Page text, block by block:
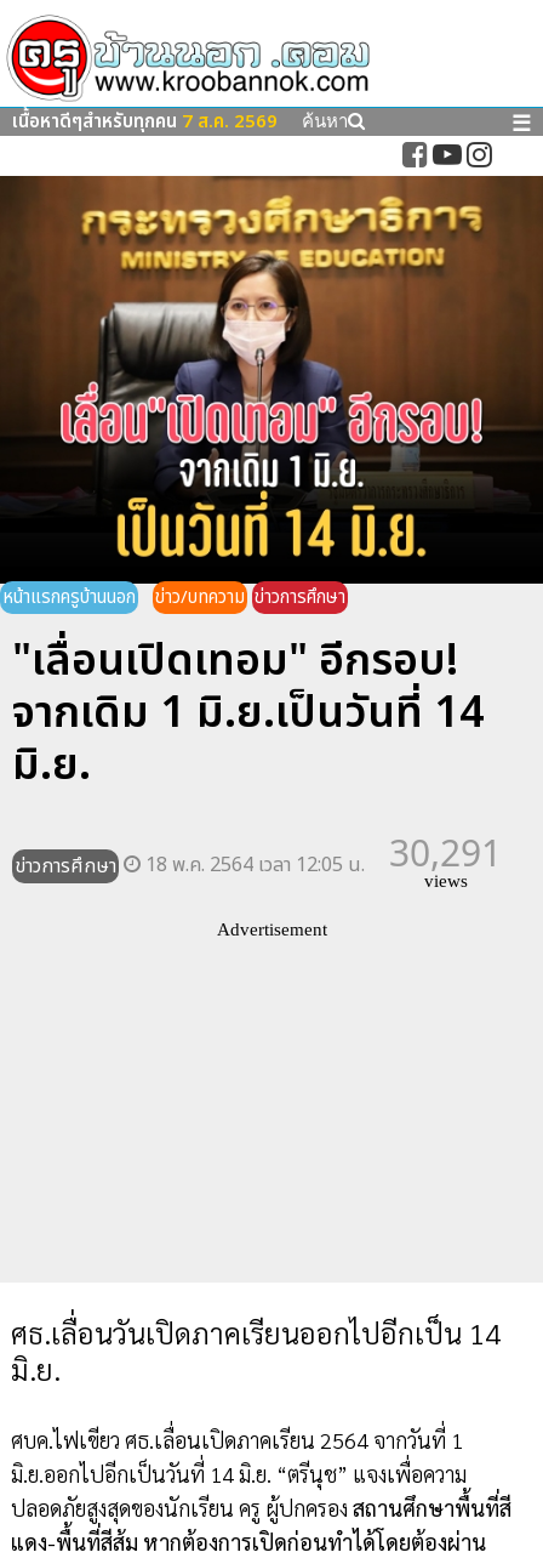
เนื้อหาดีๆสำหรับทุกคน 7 ส.ค. 2569 ค้นหา ☰
หน้าแรกครูบ้านนอก ข่าว/บทความ ข่าวการศึกษา
"เลื่อนเปิดเทอม" อีกรอบ!
จากเดิม 1 มิ.ย.เป็นวันที่ 14
มิ.ย.
ข่าวการศึกษา 18 พ.ค. 2564 เวลา 12:05 น. 30,291
views
Advertisement
ศธ.เลื่อนวันเปิดภาคเรียนออกไปอีกเป็น 14
มิ.ย.
ศบค.ไฟเขียว ศธ.เลื่อนเปิดภาคเรียน 2564 จากวันที่ 1
มิ.ย.ออกไปอีกเป็นวันที่ 14 มิ.ย. “ตรีนุช” แจงเพื่อความ
ปลอดภัยสูงสุดของนักเรียน ครู ผู้ปกครอง สถานศึกษาพื้นที่สี
แดง-พื้นที่สีส้ม หากต้องการเปิดก่อนทำได้โดยต้องผ่าน